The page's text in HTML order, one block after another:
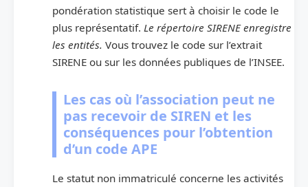
pondération statistique sert à choisir le code le
plus représentatif. Le répertoire SIRENE enregistre
les entités. Vous trouvez le code sur l’extrait
SIRENE ou sur les données publiques de l’INSEE.
Les cas où l’association peut ne
pas recevoir de SIREN et les
conséquences pour l’obtention
d’un code APE
Le statut non immatriculé concerne les activités